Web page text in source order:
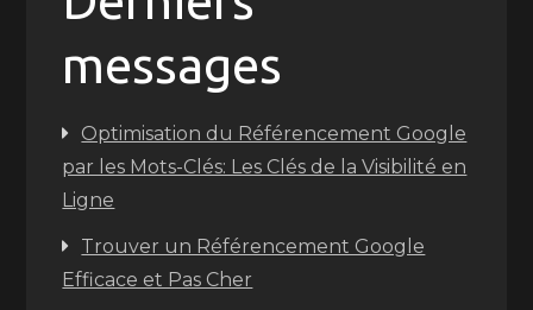
messages
Optimisation du Référencement Google
par les Mots-Clés: Les Clés de la Visibilité en
Ligne
Trouver un Référencement Google
Efficace et Pas Cher